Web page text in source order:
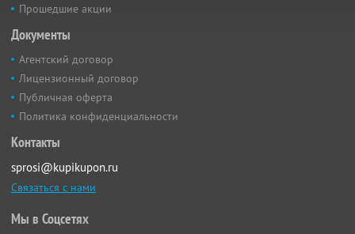
Прошедшие акции
Документы
Агентский договор
Лицензионный договор
Публичная оферта
Политика конфиденциальности
Контакты
sprosi@kupikupon.ru
Связаться с нами
Мы в Соцсетях